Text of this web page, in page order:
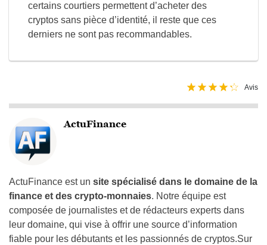
certains courtiers permettent d’acheter des
cryptos sans pièce d’identité, il reste que ces
derniers ne sont pas recommandables.
Avis
ActuFinance
ActuFinance est un site spécialisé dans le domaine de la
finance et des crypto-monnaies. Notre équipe est
composée de journalistes et de rédacteurs experts dans
leur domaine, qui vise à offrir une source d’information
fiable pour les débutants et les passionnés de cryptos.Sur